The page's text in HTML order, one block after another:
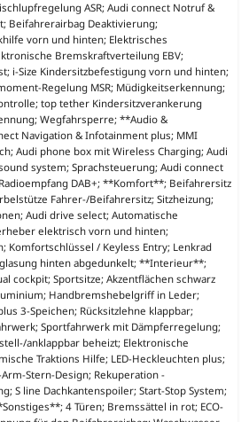
ASR; Audi connect Notruf &
Beifahrerairbag Deaktivierung;
vorn und hinten; Elektrisches
Bremskraftverteilung EBV;
i-Size Kindersitzbefestigung vorn und hinten;
Regelung MSR; Müdigkeitserkennung;
top tether Kindersitzverankerung
Wegfahrsperre; **Audio &
Navigation & Infotainment plus; MMI
Audi phone box mit Wireless Charging; Audi
system; Sprachsteuerung; Audi connect
DAB+; **Komfort**; Beifahrersitz
Fahrer-/Beifahrersitz; Sitzheizung;
Audi drive select; Automatische
elektrisch vorn und hinten;
Komfortschlüssel / Keyless Entry; Lenkrad
hinten abgedunkelt; **Interieur**;
cockpit; Sportsitze; Akzentflächen schwarz
Handbremshebelgriff in Leder;
3-Speichen; Rücksitzlehne klappbar;
Sportfahrwerk mit Dämpferregelung;
anklappbar beheizt; Elektronische
Traktions Hilfe; LED-Heckleuchten plus;
Stern-Design; Rekuperation -
S line Dachkantenspoiler; Start-Stop System;
4 Türen; Bremssättel in rot; ECO-